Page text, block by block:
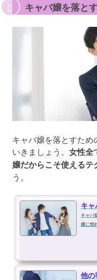
キャバ嬢を落と
キャバ嬢を落とすため
いきましょう。 女性全
嬢だからこそ使えるテ
う。
キ
キャバ
嬢に惚
昼食
他の